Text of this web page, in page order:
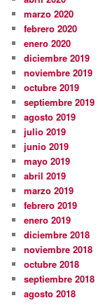
marzo 2020
febrero 2020
enero 2020
diciembre 2019
noviembre 2019
octubre 2019
septiembre 2019
agosto 2019
julio 2019
junio 2019
mayo 2019
abril 2019
marzo 2019
febrero 2019
enero 2019
diciembre 2018
noviembre 2018
octubre 2018
septiembre 2018
agosto 2018